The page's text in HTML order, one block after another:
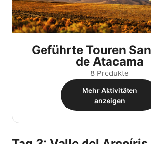
Geführte Touren
de Atacama
8 Produkte
Mehr Aktivitäten
anzeigen